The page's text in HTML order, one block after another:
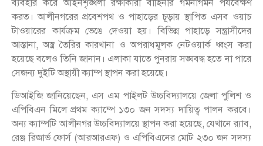
ব্যবহার করে আইনশৃঙ্খলা রক্ষাকারী বাহিনীর গমনাগমন পর্যবেক্ষণ
করত। আলীনগরের প্রবেশপথ ও পাহাড়ের চূড়ায় স্থাপিত এসব ওয়াচ
টাওয়ারের কার্যক্রম ভেঙে দেওয়া হয়। বিভিন্ন পাহাড়ে সন্ত্রাসীদের
আস্তানা, অস্ত্র তৈরির কারখানা ও অপরাধমূলক নেটওয়ার্ক ধ্বংস করা
হয়েছে বলেও তিনি জানান। এলাকা যাতে পুনরায় সঙ্ঘবদ্ধ হতে না পারে
সেজন্য দুইটি অস্থায়ী ক্যাম্প স্থাপন করা হয়েছে।
ডিআইজি জানিয়েছেন, এস এম পাইলট উচ্চবিদ্যালয়ে জেলা পুলিশ ও
এপিবিএন মিলে প্রথম ক্যাম্পে ১৩০ জন সদস্য দায়িত্ব পালন করবে।
অন্য ক্যাম্পটি আলীনগর উচ্চবিদ্যালয়ে স্থাপন করা হয়েছে, যেখানে র‌্যাব,
রেঞ্জ রিজার্ভ ফোর্স (আরআরএফ) ও এপিবিএনের মোট ২৩০ জন সদস্য